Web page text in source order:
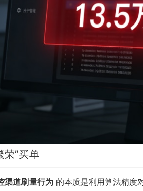
荣”买单
渠道刷量行为 的本质是利用算法精度